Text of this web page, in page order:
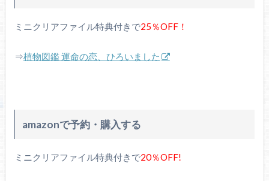
ミニクリアファイル特典付きで25％OFF！
⇒植物図鑑 運命の恋、ひろいました
amazonで予約・購入する
ミニクリアファイル特典付きで20％OFF!